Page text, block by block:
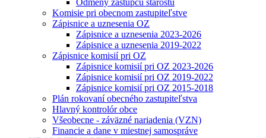
Odmeny zástupcu starostu
Komisie pri obecnom zastupiteľstve
Zápisnice a uznesenia OZ
Zápisnice a uznesenia 2023-2026
Zápisnice a uznesenia 2019-2022
Zápisnice komisií pri OZ
Zápisnice komisií pri OZ 2023-2026
Zápisnice komisií pri OZ 2019-2022
Zápisnice komisií pri OZ 2015-2018
Plán rokovaní obecného zastupiteľstva
Hlavný kontrolór obce
Všeobecne - záväzné nariadenia (VZN)
Financie a dane v miestnej samospráve